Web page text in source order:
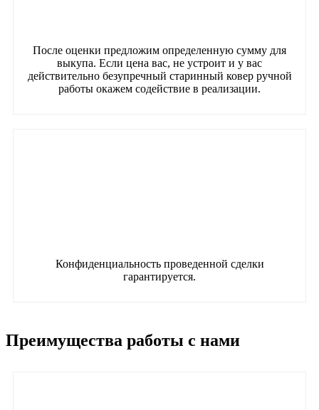
После оценки предложим определенную сумму для
выкупа. Если цена вас, не устроит и у вас
действительно безупречный старинный ковер ручной
работы окажем содействие в реализации.
Конфиденциальность проведенной сделки
гарантируется.
Преимущества работы с нами